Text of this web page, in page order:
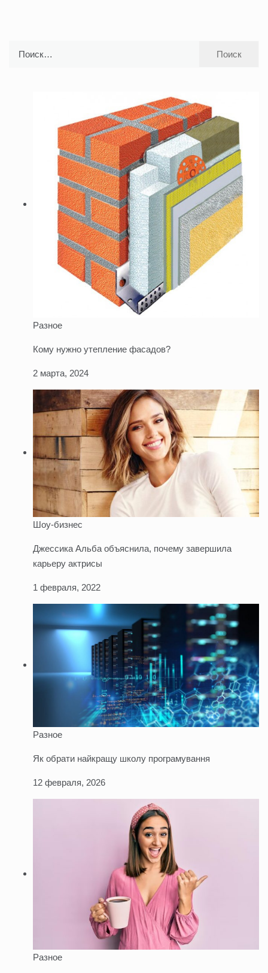
Разное
Кому нужно утепление фасадов?
2 марта, 2024
Шоу-бизнес
Джессика Альба объяснила, почему завершила
карьеру актрисы
1 февраля, 2022
Разное
Як обрати найкращу школу програмування
12 февраля, 2026
Разное